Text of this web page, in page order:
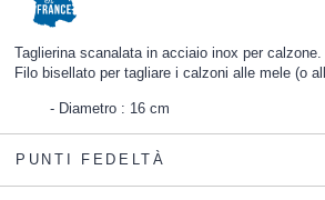
Taglierina scanalata in acciaio inox per calzone.
Filo bisellato per tagliare i calzoni alle mele (o
Diametro : 16 cm
PUNTI FEDELTÀ